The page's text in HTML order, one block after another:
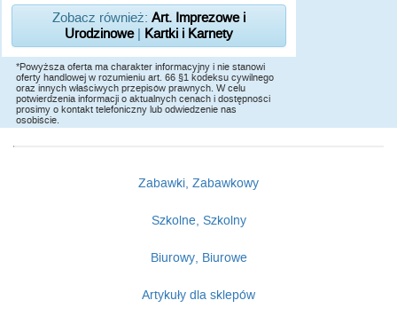
Zobacz również: Art. Imprezowe i
Urodzinowe| Kartki i Karnety
*Powyższa oferta ma charakter informacyjny i nie stanowi
oferty handlowej w rozumieniu art. 66 §1 kodeksu cywilnego
oraz innych właściwych przepisów prawnych. W celu
potwierdzenia informacji o aktualnych cenach i dostępności
prosimy o kontakt telefoniczny lub odwiedzenie nas
osobiście.
Zabawki, Zabawkowy
Szkolne, Szkolny
Biurowy, Biurowe
Artykuły dla sklepów